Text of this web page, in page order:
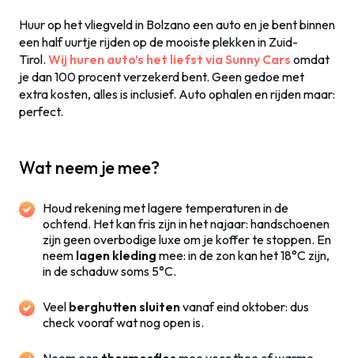
Huur op het vliegveld in Bolzano een auto en je bent binnen
een half uurtje rijden op de mooiste plekken in Zuid-
Tirol. Wij huren auto’s het liefst via Sunny Cars omdat
je dan 100 procent verzekerd bent. Geen gedoe met
extra kosten, alles is inclusief. Auto ophalen en rijden maar:
perfect.
Wat neem je mee?
Houd rekening met lagere temperaturen in de
ochtend. Het kan fris zijn in het najaar: handschoenen
zijn geen overbodige luxe om je koffer te stoppen. En
neem lagen kleding mee: in de zon kan het 18°C zijn,
in de schaduw soms 5°C.
Veel berghutten sluitenvanaf eind oktober: dus
check vooraf wat nog open is.